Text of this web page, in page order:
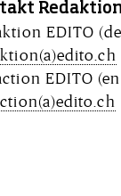
EDITO
EDITO